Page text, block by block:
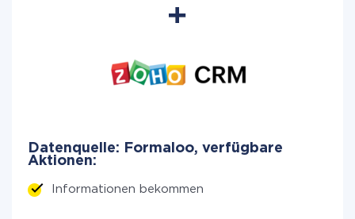
Datenquelle: Formaloo, verfügbare
Aktionen:
Informationen bekommen